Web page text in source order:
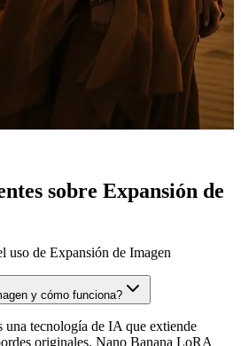
sobre Expansión de
uso de Expansión de Imagen
y cómo funciona?
una tecnología de IA que extiende
originales. Nano Banana LoRA